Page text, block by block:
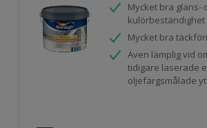
Mycket bra glans-
kulörbeständighet
Mycket bra
Även lämplig vid
tidigare laserade
oljefärgsmålade